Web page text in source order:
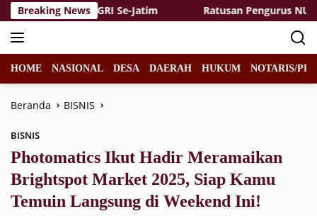
Langsung
ke
konten
Breaking News
Tinggi PGRI Se-Jatim Ratusan Pengurus NU
HOME NASIONAL DESA DAERAH HUKUM NOTARIS/
Beranda BISNIS
BISNIS
Photomatics Ikut Hadir Meramaikan
Brightspot Market 2025, Siap Kamu
Temuin Langsung di Weekend Ini!